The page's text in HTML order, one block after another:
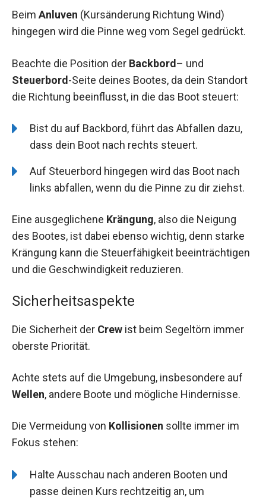
Beim Anluven (Kursänderung Richtung Wind)
hingegen wird die Pinne weg vom Segel gedrückt.
Beachte die Position der Backbord– und
Steuerbord-Seite deines Bootes, da dein Standort
die Richtung beeinflusst, in die das Boot steuert:
Bist du auf Backbord, führt das Abfallen dazu,
dass dein Boot nach rechts steuert.
Auf Steuerbord hingegen wird das Boot nach
links abfallen, wenn du die Pinne zu dir ziehst.
Eine ausgeglichene Krängung, also die Neigung
des Bootes, ist dabei ebenso wichtig, denn starke
Krängung kann die Steuerfähigkeit beeinträchtigen
und die Geschwindigkeit reduzieren.
Sicherheitsaspekte
Die Sicherheit der Crew ist beim Segeltörn immer
oberste Priorität.
Achte stets auf die Umgebung, insbesondere auf
Wellen, andere Boote und mögliche Hindernisse.
Die Vermeidung von Kollisionen sollte immer im
Fokus stehen:
Halte Ausschau nach anderen Booten und
passe deinen Kurs rechtzeitig an, um